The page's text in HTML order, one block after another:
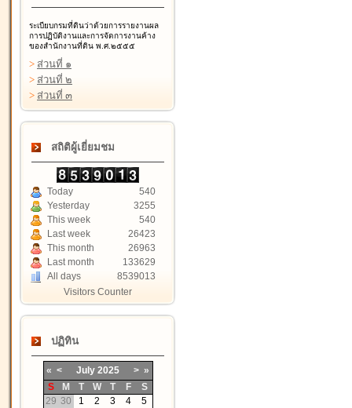
ระเบียบกรมที่ดินว่าด้วยการรายงานผล
การปฏิบัติงานและการจัดการงานค้าง
ของสำนักงานที่ดิน พ.ศ.๒๕๕๕
> ส่วนที่ ๑
> ส่วนที่ ๒
> ส่วนที่ ๓
สถิติผู้เยี่ยมชม
Today
540
Yesterday
3255
This week
540
Last week
26423
This month
26963
Last month
133629
All days
8539013
Visitors Counter
ปฏิทิน
« < July 2025 > »
S
M T W T F
S
29 30 1 2 3 4
5